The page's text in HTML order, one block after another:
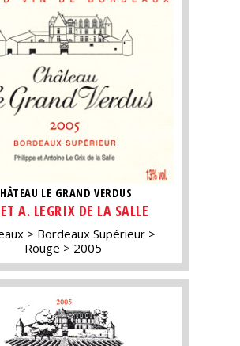
LE GRAND VERDUS
A. LEGRIX DE LA SALLE
Bordeaux Supérieur
Rouge
2005